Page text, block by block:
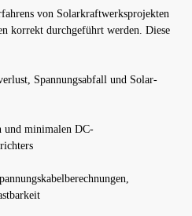
von Solarkraftwerksprojekten
korrekt durchgeführt werden. Diese
Spannungsabfall und Solar-
und minimalen DC-